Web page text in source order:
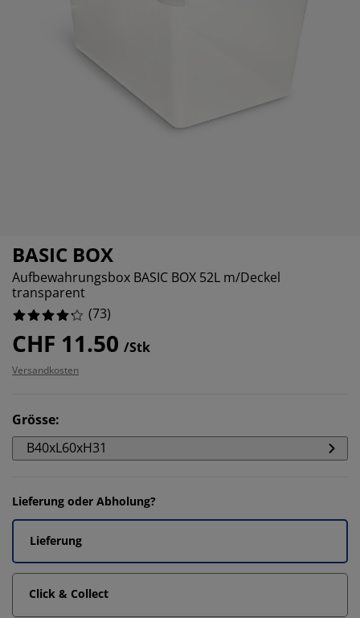
BASIC BOX
Aufbewahrungsbox BASIC BOX 52L m/Deckel
transparent
(73)
CHF 11.50 /Stk
Versandkosten
Grösse:
B40xL60xH31
Lieferung oder Abholung?
Lieferung
Click & Collect